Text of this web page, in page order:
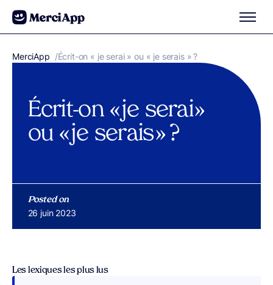
Aller au contenu
MerciApp correcteur orthographe
/Écrit-on « je serai » ou « je serais » ?
Écrit-on « je serai »
ou « je serais » ?
Posted on
Publié le
26 juin 2023
Les lexiques les plus lus